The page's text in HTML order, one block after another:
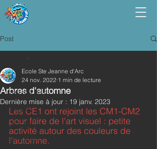
Post
Tous
PPS_PS_MS
GS_CP
CE1_CE2
CM1_CM2
Arbres d'automne
Ecole Ste Jeanne d'Arc
24 nov. 2022 1 min de lecture
Dernière mise à jour : 19 janv. 2023
Les CE1 ont rejoint les CM1-CM2
pour faire de l'art visuel : petite
activité autour des couleurs de
l'automne.